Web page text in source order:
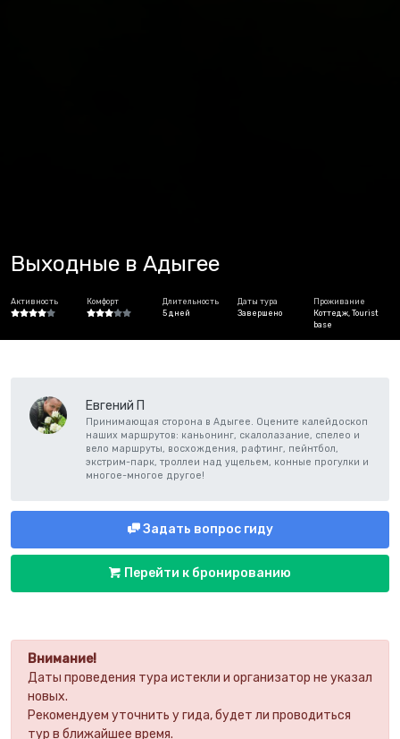
Выходные в Адыгее
Активность Комфорт
Длительность
5 дней
Даты тура
Завершено
Проживание
Коттедж, Tourist
base
Внимание!
Даты проведения тура истекли и организатор не указал
новых.
Рекомендуем уточнить у гида, будет ли проводиться
тур в ближайшее время.
Евгений П
Принимающая сторона в Адыгее. Оцените калейдоскоп
наших маршрутов: каньонинг, скалолазание, спелео и
вело маршруты, восхождения, рафтинг, пейнтбол,
экстрим-парк, троллеи над ущельем, конные прогулки и
многое-многое другое!
Задать вопрос гиду
Перейти к бронированию